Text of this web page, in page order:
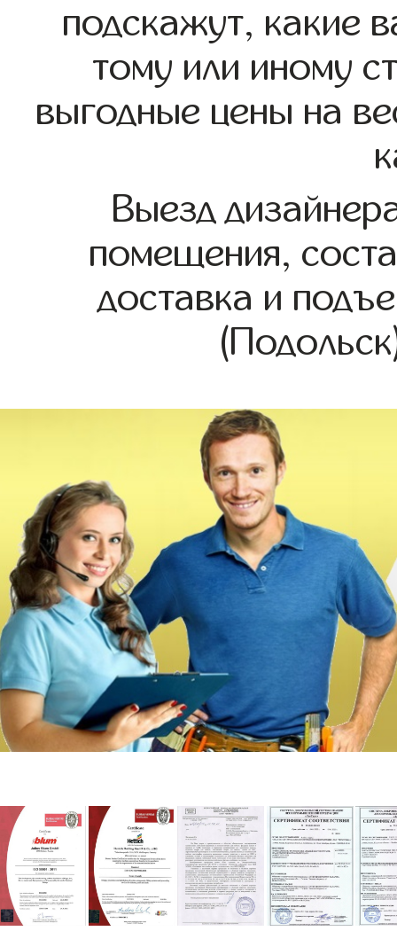
подскажут, какие
тому или иному
выгодные цены на
Выезд
помещения,
доставка и